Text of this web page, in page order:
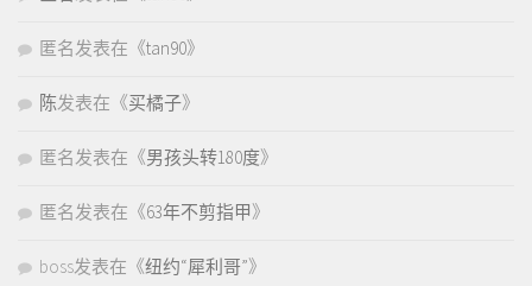
匿名发表在《tan90》
陈发表在《买橘子》
匿名发表在《男孩头转180度》
匿名发表在《63年不剪指甲》
boss发表在《纽约“犀利哥”》